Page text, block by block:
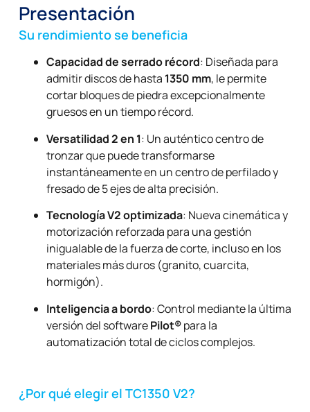
Presentación
Su rendimiento se beneficia
Capacidad de serrado récord: Diseñada para
admitir discos de hasta 1350 mm, le permite
cortar bloques de piedra excepcionalmente
gruesos en un tiempo récord.
Versatilidad 2 en 1: Un auténtico centro de
tronzar que puede transformarse
instantáneamente en un centro de perfilado y
fresado de 5 ejes de alta precisión.
Tecnología V2 optimizada: Nueva cinemática y
motorización reforzada para una gestión
inigualable de la fuerza de corte, incluso en los
materiales más duros (granito, cuarcita,
hormigón).
Inteligencia a bordo: Control mediante la última
versión del softwarePilot®para la
automatización total de ciclos complejos.
¿Por qué elegir el TC1350 V2?